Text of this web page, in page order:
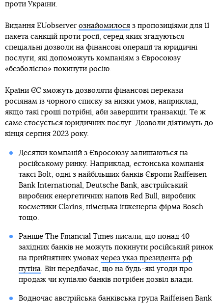
проти України.
Видання EUobserver ознайомилося з пропозиціями для 11
пакета санкцій проти росії, серед яких згадуються
спеціальні дозволи на фінансові операції та юридичні
послуги, які допоможуть компаніям з Євросоюзу
«безболісно» покинути росію.
Країни ЄС зможуть дозволяти фінансові перекази
росіянам із чорного списку за низки умов, наприклад,
якщо такі гроші потрібні, аби завершити транзакції. Те ж
саме стосується юридичних послуг. Дозволи діятимуть до
кінця серпня 2023 року.
Десятки компаній з Євросоюзу залишаються на
російському ринку. Наприклад, естонська компанія
таксі Bolt, одні з найбільших банків Європи Raiffeisen
Bank International, Deutsche Bank, австрійський
виробник енергетичних напоїв Red Bull, виробник
косметики Clarins, німецька інженерна фірма Bosch
тощо.
Раніше The Financial Times писали, що понад 40
західних банків не можуть покинути російський ринок
на прийнятних умовах через указ президента рф
путіна. Він передбачає, що на будь-які угоди про
продаж чи купівлю банків потрібен дозвіл влади.
Водночас австрійська банківська група Raiffeisen Bank